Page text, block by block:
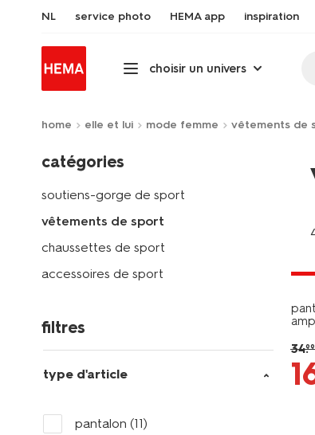
NL service photo HEMA app inspiration
choisir un univers
home elle et lui mode femme vêtements de
catégories
soutiens-gorge de sport
vêtements de sport
chaussettes de sport
accessoires de sport
filtres
type d'article
pantalon (11)
34.99